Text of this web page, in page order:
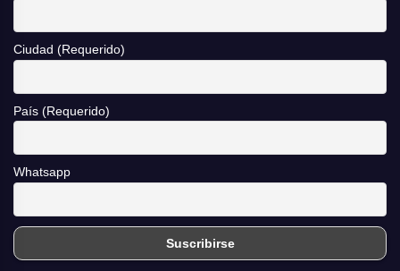
Ciudad (Requerido)
País (Requerido)
Whatsapp